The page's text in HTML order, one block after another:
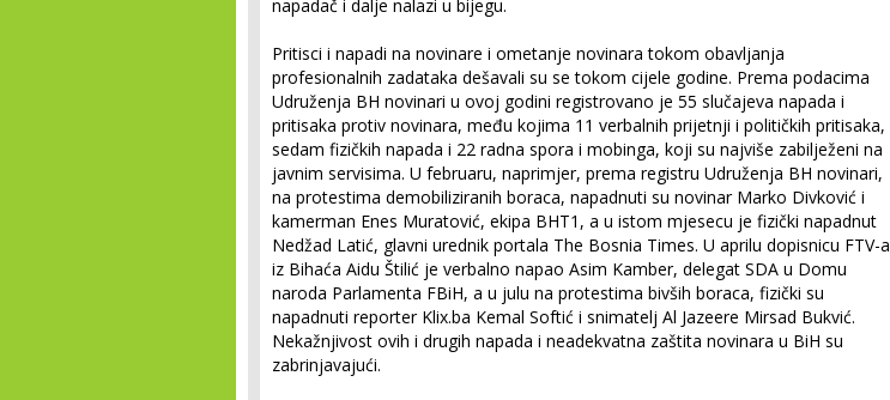
napadač i dalje nalazi u bijegu.
Pritisci i napadi na novinare i ometanje novinara tokom obavljanja
profesionalnih zadataka dešavali su se tokom cijele godine. Prema podacima
Udruženja BH novinari u ovoj godini registrovano je 55 slučajeva napada i
pritisaka protiv novinara, među kojima 11 verbalnih prijetnji i političkih pritisaka,
sedam fizičkih napada i 22 radna spora i mobinga, koji su najviše zabilježeni na
javnim servisima. U februaru, naprimjer, prema registru Udruženja BH novinari,
na protestima demobiliziranih boraca, napadnuti su novinar Marko Divković i
kamerman Enes Muratović, ekipa BHT1, a u istom mjesecu je fizički napadnut
Nedžad Latić, glavni urednik portala The Bosnia Times. U aprilu dopisnicu FTV-a
iz Bihaća Aidu Štilić je verbalno napao Asim Kamber, delegat SDA u Domu
naroda Parlamenta FBiH, a u julu na protestima bivših boraca, fizički su
napadnuti reporter Klix.ba Kemal Softić i snimatelj Al Jazeere Mirsad Bukvić.
Nekažnjivost ovih i drugih napada i neadekvatna zaštita novinara u BiH su
zabrinjavajući.